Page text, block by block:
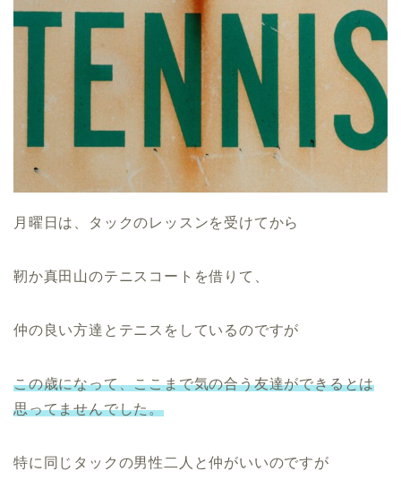
月曜日は、タックのレッスンを受けてから
靭か真田山のテニスコートを借りて、
仲の良い方達とテニスをしているのですが
この歳になって、ここまで気の合う友達ができるとは
思ってませんでした。
特に同じタックの男性二人と仲がいいのですが